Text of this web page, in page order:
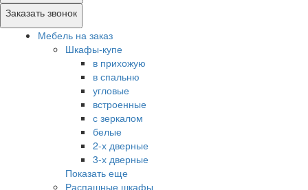
Заказать звонок
Мебель на заказ
Шкафы-купе
в прихожую
в спальню
угловые
встроенные
с зеркалом
белые
2-х дверные
3-х дверные
Показать еще
Распашные шкафы